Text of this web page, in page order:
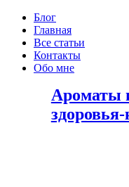
Блог
Главная
Все статьи
Контакты
Обо мне
Ароматы